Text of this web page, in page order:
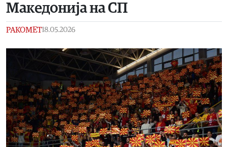
Македонија на СП
РАКОМЕТ18.05.2026